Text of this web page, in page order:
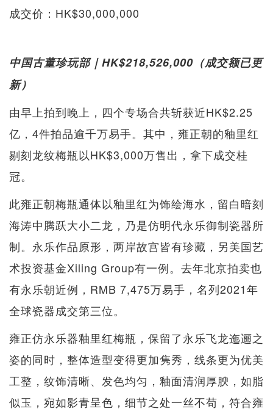
成交价：HK$30,000,000
中国古董珍玩部｜HK$218,526,000（成交额已更
新）
由早上拍到晚上，四个专场合共斩获近HK$2.25
亿，4件拍品逾千万易手。其中，雍正朝的釉里红
剔刻龙纹梅瓶以HK$3,000万售出，拿下成交桂
冠。
此雍正朝梅瓶通体以釉里红为饰绘海水，留白暗刻
海涛中腾跃大小二龙，乃是仿明代永乐御制瓷器所
制。永乐作品原形，两岸故宫皆有珍藏，另美国艺
术投资基金Xiling Group有一例。去年北京拍卖也
有永乐朝近例，RMB 7,475万易手，名列2021年
全球瓷器成交第三位。
雍正仿永乐器釉里红梅瓶，保留了永乐飞龙迤逦之
姿的同时，整体造型变得更加隽秀，线条更为优美
工整，纹饰清晰、发色均匀，釉面清润厚腴，如脂
似玉，宛如影青呈色，细节之处一丝不苟，符合雍